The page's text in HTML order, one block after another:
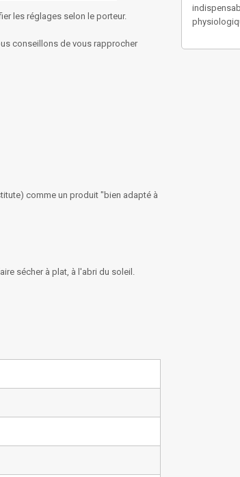
les réglages selon le porteur.
conseillons de vous rapprocher
comme un produit "bien adapté à
sécher à plat, à l'abri du soleil.